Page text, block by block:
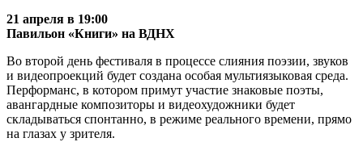
21 апреля в 19:00
Павильон «Книги» на ВДНХ
Во второй день фестиваля в процессе слияния поэзии, звуков
и видеопроекций будет создана особая мультиязыковая среда.
Перформанс, в котором примут участие знаковые поэты,
авангардные композиторы и видеохудожники будет
складываться спонтанно, в режиме реального времени, прямо
на глазах у зрителя.